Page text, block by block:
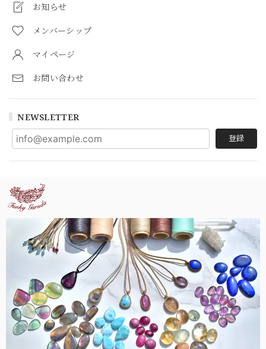
お知らせ
メンバーシップ
マイページ
お問い合わせ
NEWSLETTER
登録